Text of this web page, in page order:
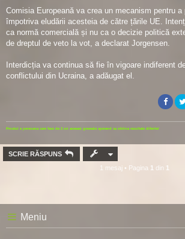
Comisia Europeană va crea un mecanism pentru a
împotriva eludării acesteia de către țările UE.
ca normă comercială și nu ca o decizie politică
de dreptul de veto la vot, a declarat Jorgensen.
Interdicția va continua să fie în vigoare indiferent
conflictului din Ucraina, a adăugat el.
Prostul e persoana care face de 2 ori aceeasi greseala sperand sa obtina rezultate diferite!
SCRIE RĂSPUNS
1 mesaj • Pagina 1 din 1
Meniu